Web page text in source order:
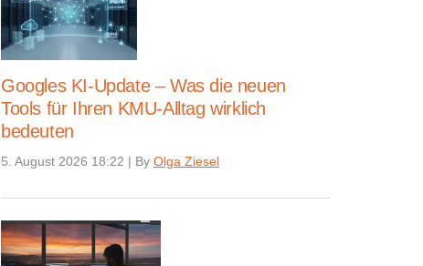
Googles KI-Update – Was die neuen
Tools für Ihren KMU-Alltag wirklich
bedeuten
5. August 2026 18:22 | By Olga Ziesel